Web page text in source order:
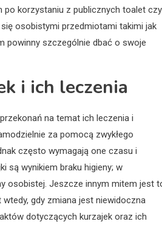
po korzystaniu z publicznych toalet czy
osobistymi przedmiotami takimi jak
powinny szczególnie dbać o swoje
i ich leczenia
na temat ich leczenia i
za pomocą zwykłego
często wymagają one czasu i
są wynikiem braku higieny; w
osobistej. Jeszcze innym mitem jest
gdy zmiana jest niewidoczna
dotyczących kurzajek oraz ich